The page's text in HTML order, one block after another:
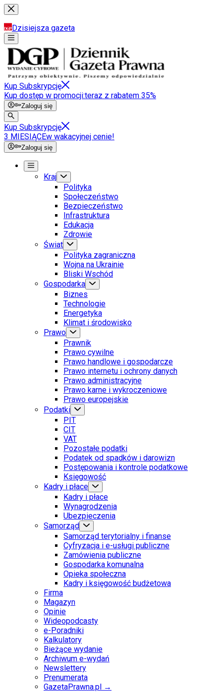
Dzisiejsza gazeta
Kup Subskrypcję
Kup dostęp w promocji:teraz z rabatem 35%
Zaloguj się
Kup Subskrypcję
3 MIESIĄCEw wakacyjnej cenie!
Zaloguj się
Kraj
Polityka
Społeczeństwo
Bezpieczeństwo
Infrastruktura
Edukacja
Zdrowie
Świat
Polityka zagraniczna
Wojna na Ukrainie
Bliski Wschód
Gospodarka
Biznes
Technologie
Energetyka
Klimat i środowisko
Prawo
Prawnik
Prawo cywilne
Prawo handlowe i gospodarcze
Prawo internetu i ochrony danych
Prawo administracyjne
Prawo karne i wykroczeniowe
Prawo europejskie
Podatki
PIT
CIT
VAT
Pozostałe podatki
Podatek od spadków i darowizn
Postępowania i kontrole podatkowe
Księgowość
Kadry i płace
Kadry i płace
Wynagrodzenia
Ubezpieczenia
Samorząd
Samorząd terytorialny i finanse
Cyfryzacja i e-usługi publiczne
Zamówienia publiczne
Gospodarka komunalna
Opieka społeczna
Kadry i księgowość budżetowa
Firma
Magazyn
Opinie
Wideopodcasty
e-Poradniki
Kalkulatory
Bieżące wydanie
Archiwum e-wydań
Newslettery
Prenumerata
GazetaPrawna.pl →